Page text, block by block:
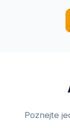
Poznejte